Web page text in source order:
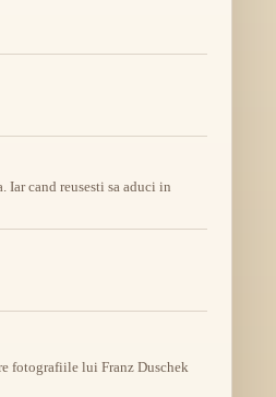
Iar cand reusesti sa aduci in
fotografiile lui Franz Duschek